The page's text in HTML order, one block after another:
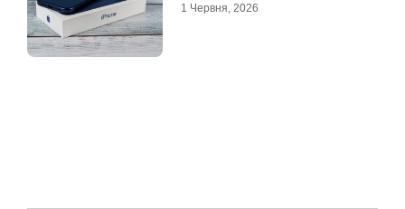
1 Червня, 2026